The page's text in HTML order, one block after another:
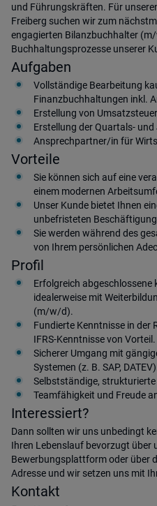
und Führungskräften. Für
Freiberg suchen wir zum
engagierten Bilanzbuchhalter
Buchhaltungsprozesse unserer
Aufgaben
Vollständige Bearbeitung
Finanzbuchhaltungen inkl.
Erstellung von
Erstellung der Quartals-
Ansprechpartner/in für
Vorteile
Sie können sich auf eine
einem modernen
Unser Kunde bietet Ihnen
unbefristeten
Sie werden während des
von Ihrem persönlichen
Profil
Erfolgreich
idealerweise mit
(m/w/d).
Fundierte Kenntnisse in der
IFRS-Kenntnisse von Vorteil.
Sicherer Umgang mit
Systemen (z. B. SAP, DATEV).
Selbstständige,
Teamfähigkeit und Freude
Interessiert?
Dann sollten wir uns unbedingt
Ihren Lebenslauf bevorzugt über
Bewerbungsplattform oder über
Adresse und wir setzen uns mit
Kontakt